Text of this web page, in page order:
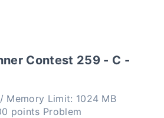
Contest 259 - C -
Memory Limit: 1024 MB
Problem